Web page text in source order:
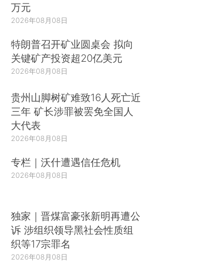
万元
2026年08月08日
特朗普召开矿业圆桌会 拟向
关键矿产投资超20亿美元
2026年08月08日
贵州山脚树矿难致16人死亡近
三年 矿长涉罪被罢免全国人
大代表
2026年08月08日
专栏｜沃什遭遇信任危机
2026年08月08日
独家｜晋煤富豪张新明再遭公
诉 涉组织领导黑社会性质组
织等17宗罪名
2026年08月08日